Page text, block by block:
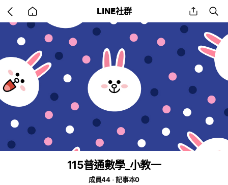
back
to
home
LINE社群 share
115普通數學_小教一
成員44 記事本0